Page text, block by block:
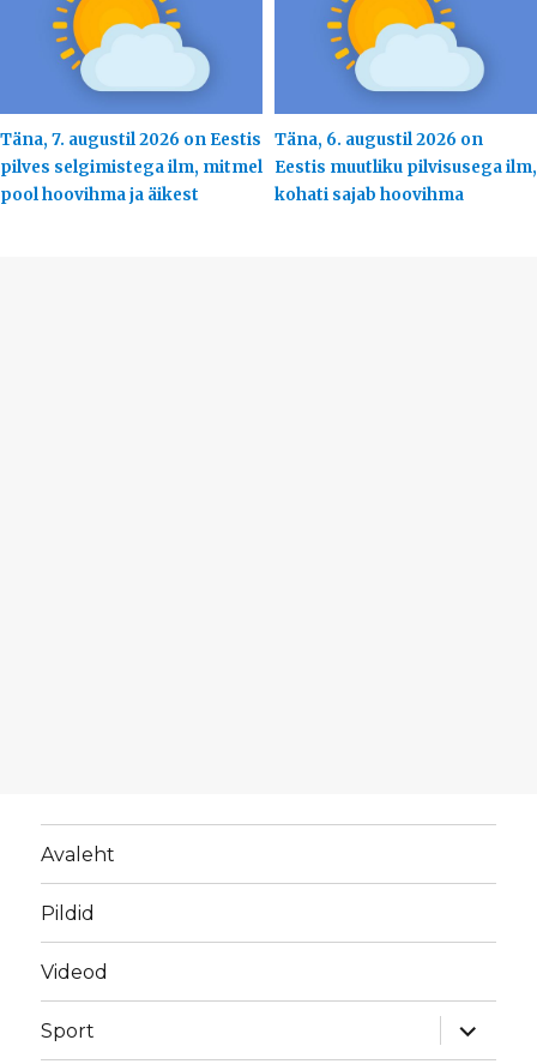
Täna, 7. augustil 2026 on Eestis
pilves selgimistega ilm, mitmel
pool hoovihma ja äikest
Täna, 6. augustil 2026 on
Eestis muutliku pilvisusega ilm,
kohati sajab hoovihma
Avaleht
Pildid
Videod
Sport
laienda